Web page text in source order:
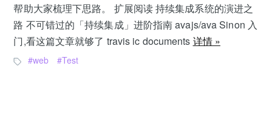
帮助大家梳理下思路。 扩展阅读 持续集成系统的演进之
路 不可错过的「持续集成」进阶指南 avajs/ava Sinon 入
门,看这篇文章就够了 travis ic documents 详情 »
web Test